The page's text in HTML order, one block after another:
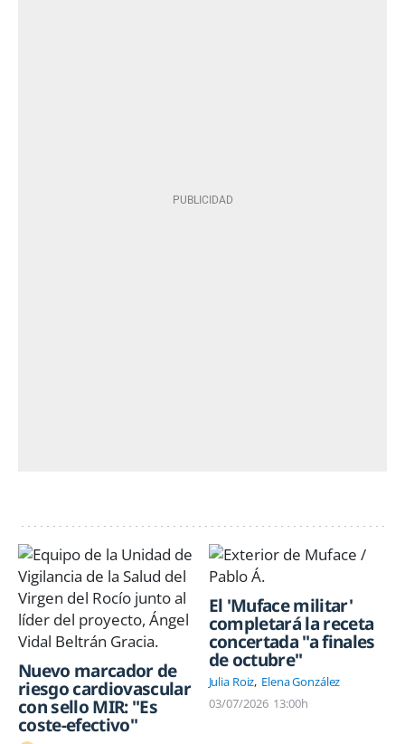
Nuevo marcador de
riesgo cardiovascular
con sello MIR: "Es
coste-efectivo"
El 'Muface militar'
completará la receta
concertada "a finales
de octubre"
Julia Roiz Elena González
03/07/2026 13:00h